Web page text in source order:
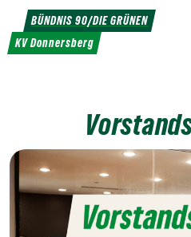
Weiter
zum
Inhalt
BÜNDNIS 90/DIE GRÜNEN
KV Donnersberg